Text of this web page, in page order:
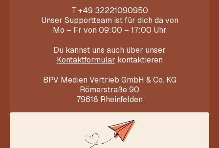
T +49 32221090950
Unser Supportteam ist für dich da von
Mo – Fr von 09:00 – 17:00 Uhr
Du kannst uns auch über unser
Kontaktformular kontaktieren
BPV Medien Vertrieb GmbH & Co. KG
Römerstraße 90
79618 Rheinfelden